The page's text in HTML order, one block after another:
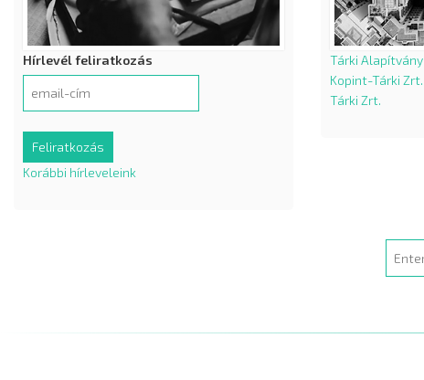
Hírlevél feliratkozás
Korábbi hírleveleink
Tárki Alapítvány
Kopint-Tárki Zrt.
Tárki Zrt.